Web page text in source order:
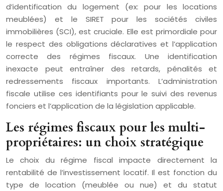
d’identification du logement (ex: pour les locations
meublées) et le SIRET pour les sociétés civiles
immobilières (SCI), est cruciale. Elle est primordiale pour
le respect des obligations déclaratives et l’application
correcte des régimes fiscaux. Une identification
inexacte peut entraîner des retards, pénalités et
redressements fiscaux importants. L’administration
fiscale utilise ces identifiants pour le suivi des revenus
fonciers et l’application de la législation applicable.
Les régimes fiscaux pour les multi-
propriétaires: un choix stratégique
Le choix du régime fiscal impacte directement la
rentabilité de l’investissement locatif. Il est fonction du
type de location (meublée ou nue) et du statut